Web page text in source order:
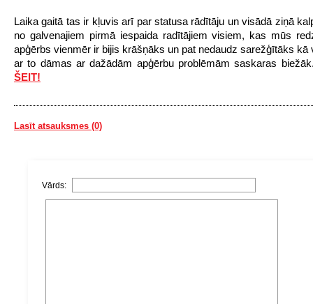
Laika gaitā tas ir kļuvis arī par statusa rādītāju un visādā ziņā
no galvenajiem pirmā iespaida radītājiem visiem, kas mūs
apģērbs vienmēr ir bijis krāšņāks un pat nedaudz sarežģītāks kā
ar to dāmas ar dažādām apģērbu problēmām saskaras
ŠEIT!
Lasīt atsauksmes (0)
Vārds: